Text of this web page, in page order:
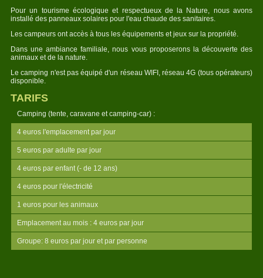
Pour un tourisme écologique et respectueux de la Nature, nous avons
installé des panneaux solaires pour l'eau chaude des sanitaires.
Les campeurs ont accès à tous les équipements et jeux sur la propriété.
Dans une ambiance familiale, nous vous proposerons la découverte des
animaux et de la nature.
Le camping n'est pas équipé d'un réseau WIFI, réseau 4G (tous opérateurs)
disponible.
TARIFS
Camping (tente, caravane et camping-car) :
4 euros l'emplacement par jour
5 euros par adulte par jour
4 euros par enfant (- de 12 ans)
4 euros pour l'électricité
1 euros pour les animaux
Emplacement au mois : 4 euros par jour
Groupe: 8 euros par jour et par personne